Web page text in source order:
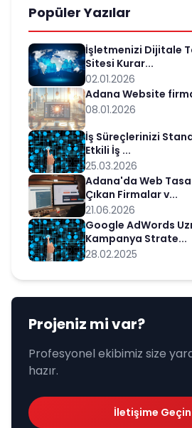
Popüler Yazılar
İşletmenizi Dijitale
Sitesi Kurar...
02.01.2026
Adana Website
08.01.2026
İş Süreçlerinizi
Etkili İş ...
25.03.2026
Adana'da Web
Çıkan Firmalar v...
21.06.2026
Google AdWords
Kampanya Strate...
28.02.2025
Projeniz mi var?
Profesyonel ekibimiz size
hazır.
İletişime Geçin